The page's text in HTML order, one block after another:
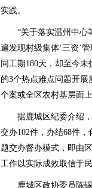
实践。
“关于落实温州中心等
遍发现村级集体‘三资’
同工期180天，却至今
的3个热点难点问题开
个案或全区农村基层面
据鹿城区纪委介绍，
交办102件，办结68件
题交办督办模式，即由
工作以实际成效取信于民
鹿城区政协委员陈锡